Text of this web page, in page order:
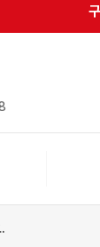
구매 전에 꼭
세요 🙏🏼